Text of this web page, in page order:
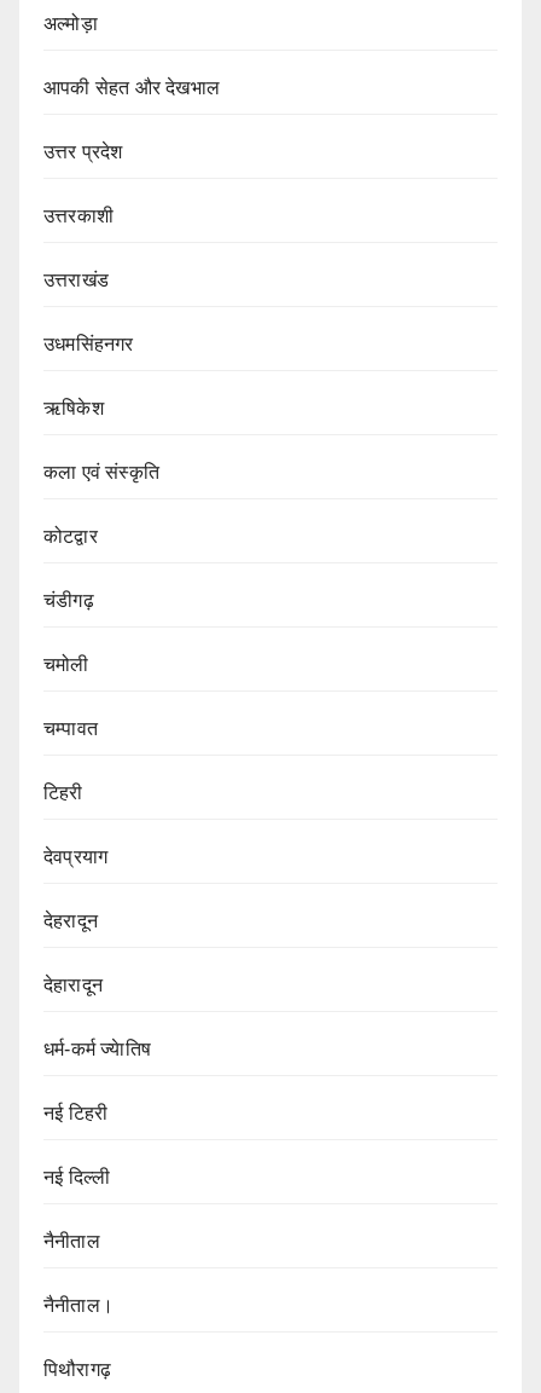
अल्मोड़ा
आपकी सेहत और देखभाल
उत्तर प्रदेश
उत्तरकाशी
उत्तराखंड
उधमसिंहनगर
ऋषिकेश
कला एवं संस्कृति
कोटद्वार
चंडीगढ़
चमोली
चम्पावत
टिहरी
देवप्रयाग
देहरादून
देहारादून
धर्म-कर्म ज्येातिष
नई टिहरी
नई दिल्ली
नैनीताल
नैनीताल।
पिथौरागढ़